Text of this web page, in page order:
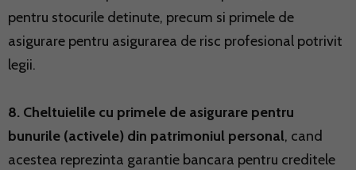
pentru stocurile detinute, precum si primele de
asigurare pentru asigurarea de risc profesional potrivit
legii.
8. Cheltuielile cu primele de asigurare pentru
bunurile (activele) din patrimoniul personal, cand
acestea reprezinta garantie bancara pentru creditele